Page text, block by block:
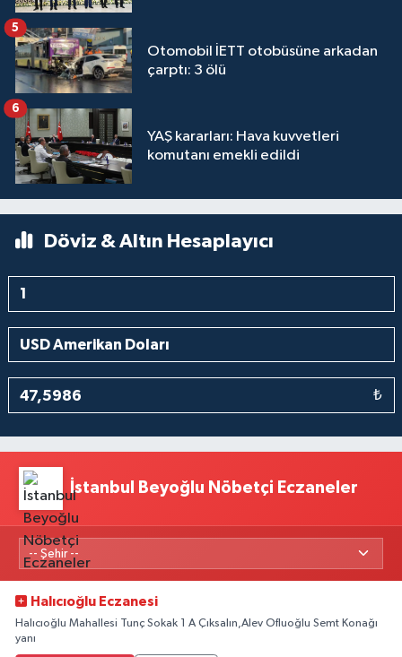
Otomobil İETT otobüsüne arkadan
çarptı: 3 ölü
5
YAŞ kararları: Hava kuvvetleri
komutanı emekli edildi
6
Döviz & Altın Hesaplayıcı
₺
İstanbul Beyoğlu Nöbetçi Eczaneler
Halıcıoğlu Eczanesi
Halıcıoğlu Mahallesi Tunç Sokak 1 A Çıksalın,Alev Ofluoğlu Semt Konağı
yanı